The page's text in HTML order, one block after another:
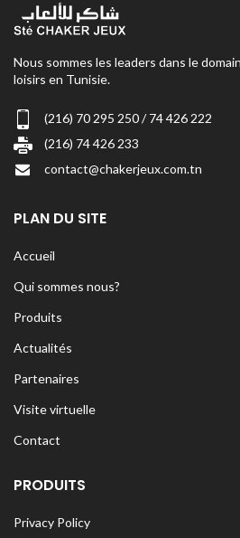
Nous sommes les leaders dans le
loisirs en Tunisie.
(216) 70 295 250 / 74 426 222
(216) 74 426 233
contact@chakerjeux.com.tn
PLAN DU SITE
Accueil
Qui sommes nous?
Produits
Actualités
Partenaires
Visite virtuelle
Contact
PRODUITS
Privacy Policy